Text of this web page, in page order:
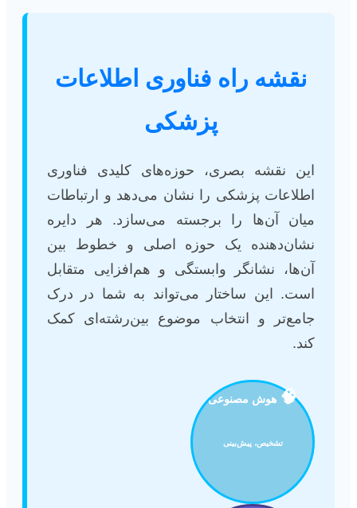
نقشه راه فناوری اطلاعات
پزشکی
این نقشه بصری، حوزه‌های کلیدی فناوری
اطلاعات پزشکی را نشان می‌دهد و ارتباطات
میان آن‌ها را برجسته می‌سازد. هر دایره
نشان‌دهنده یک حوزه اصلی و خطوط بین
آن‌ها، نشانگر وابستگی و هم‌افزایی متقابل
است. این ساختار می‌تواند به شما در درک
جامع‌تر و انتخاب موضوع بین‌رشته‌ای کمک
کند.
🧠 هوش مصنوعی
تشخیص، پیش‌بینی